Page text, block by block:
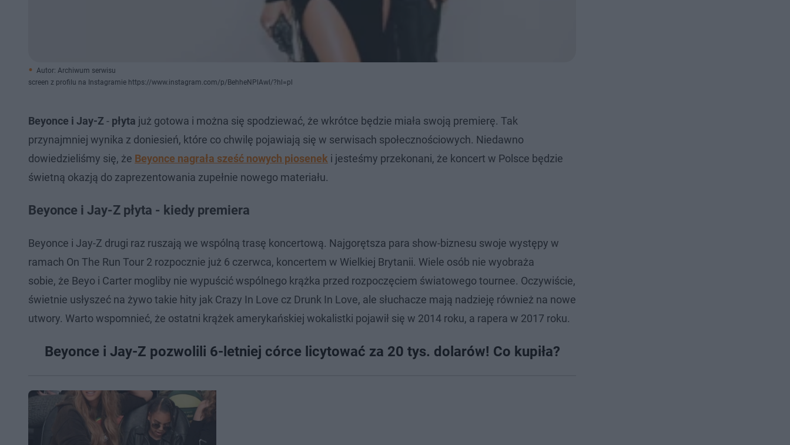
Autor: Archiwum serwisu
screen z profilu na Instagramie https://www.instagram.com/p/BehheNPlAwl/?hl=pl
Beyonce i Jay-Z - płyta już gotowa i można się spodziewać, że wkrótce będzie miała swoją premierę. Tak
przynajmniej wynika z doniesień, które co chwilę pojawiają się w serwisach społecznościowych. Niedawno
dowiedzieliśmy się, że Beyonce nagrała sześć nowych piosenek i jesteśmy przekonani, że koncert w Polsce będzie
świetną okazją do zaprezentowania zupełnie nowego materiału.
Beyonce i Jay-Z płyta - kiedy premiera
Beyonce i Jay-Z drugi raz ruszają we wspólną trasę koncertową. Najgorętsza para show-biznesu swoje występy w
ramach On The Run Tour 2 rozpocznie już 6 czerwca, koncertem w Wielkiej Brytanii. Wiele osób nie wyobraża
sobie, że Beyo i Carter mogliby nie wypuścić wspólnego krążka przed rozpoczęciem światowego tournee. Oczywiście,
świetnie usłyszeć na żywo takie hity jak Crazy In Love cz Drunk In Love, ale słuchacze mają nadzieję również na nowe
utwory. Warto wspomnieć, że ostatni krążek amerykańskiej wokalistki pojawił się w 2014 roku, a rapera w 2017 roku.
Beyonce i Jay-Z pozwolili 6-letniej córce licytować za 20 tys. dolarów! Co kupiła?